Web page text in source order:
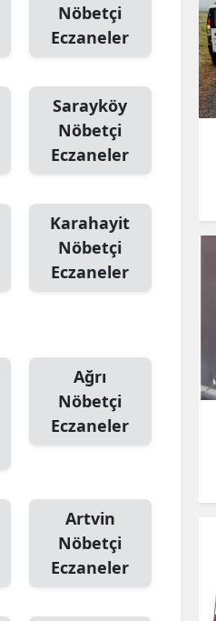
Nöbetçi
Eczaneler
Sarayköy
Nöbetçi
Eczaneler
Karahayit
Nöbetçi
Eczaneler
Ağrı
Nöbetçi
Eczaneler
Artvin
Nöbetçi
Eczaneler